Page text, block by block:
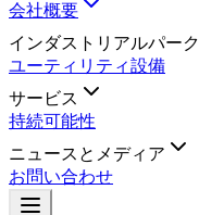
会社概要
インダストリアルパーク
ユーティリティ設備
サービス
持続可能性
ニュースとメディア
お問い合わせ